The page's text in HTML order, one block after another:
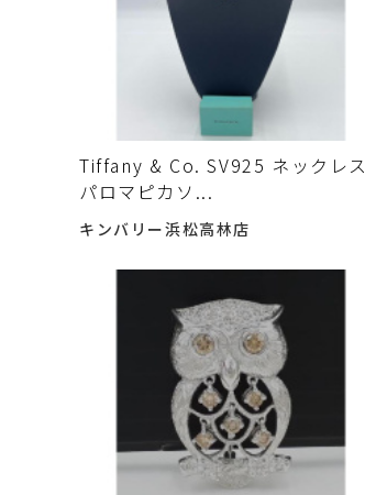
Tiffany & Co. SV925 ネックレス
パロマピカソ...
キンバリー浜松高林店